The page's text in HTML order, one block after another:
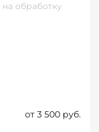
на обработку
от 3 500 руб.